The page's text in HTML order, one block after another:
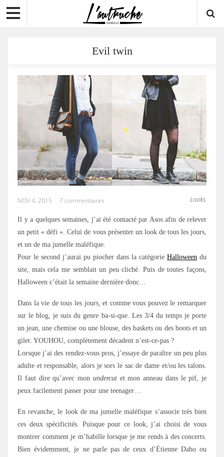
Evil twin
Looks
NOV 4, 2015 7 commentaires
Il y a quelques semaines, j’ai été contacté par Asos afin de relever
un petit « défi ». Celui de vous présenter un look de tous les jours,
et un de ma jumelle maléfique.
Pour le second j’aurai pu piocher dans la catégorie Halloween du
site, mais cela me semblait un peu cliché. Puis de toutes façons,
Halloween c’était la semaine dernière donc…
Dans la vie de tous les jours, et comme vous pouvez le remarquer
sur le blog, je suis du genre ba-si-que. Les 3/4 du temps je porte
un jean, une chemise ou une blouse, des baskets ou des boots et un
gilet. YOUHOU, complètement décadent n’est-ce-pas ?
Lorsque j’ai des rendez-vous pros, j’essaye de paraître un peu plus
adulte et responsable, alors je sors le sac de dame et/ou les talons.
Il faut dire qu’avec mon undercutet mon anneau dans le pif, je
peux facilement passer pour une teenager…
En revanche, le look de ma jumelle maléfique s’associe très bien
ces deux spécificités. Puisque pour ce look, j’ai choisi de vous
montrer comment je m’habille lorsque je me rends à des concerts.
Bien évidemment, je ne parle pas de ceux d’Étienne Daho ou